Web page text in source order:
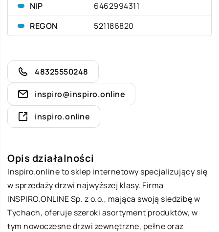
NIP
6462994311
REGON
521186820
48325550248
inspiro@inspiro.online
inspiro.online
Opis działalności
Inspiro.online to sklep internetowy specjalizujący się
w sprzedaży drzwi najwyższej klasy. Firma
INSPIRO.ONLINE Sp. z o.o., mająca swoją siedzibę w
Tychach, oferuje szeroki asortyment produktów, w
tym nowoczesne drzwi zewnętrzne, pełne oraz